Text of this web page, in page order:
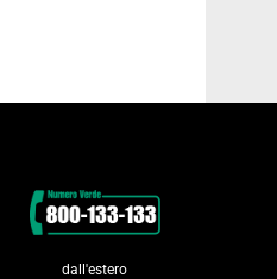
Contacts
dall'estero